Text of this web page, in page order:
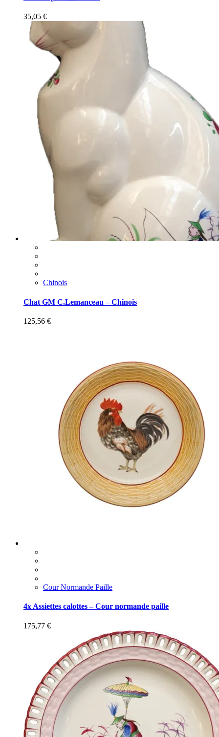
35,05 €
Chinois
Chat GM C.Lemanceau – Chinois
125,56 €
Cour Normande Paille
4x Assiettes calottes – Cour normande paille
175,77 €